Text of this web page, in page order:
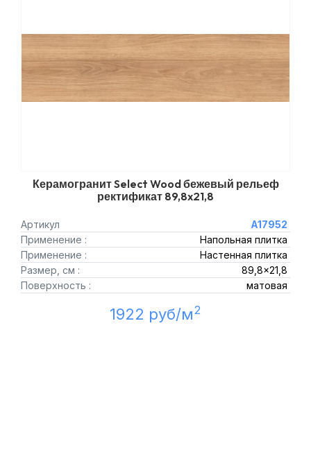
Керамогранит Select Wood бежевый рельеф
ректификат 89,8x21,8
Артикул
A17952
Применение :
Напольная плитка
Применение :
Настенная плитка
Размер, см :
89,8x21,8
Поверхность :
матовая
1922 руб/м2